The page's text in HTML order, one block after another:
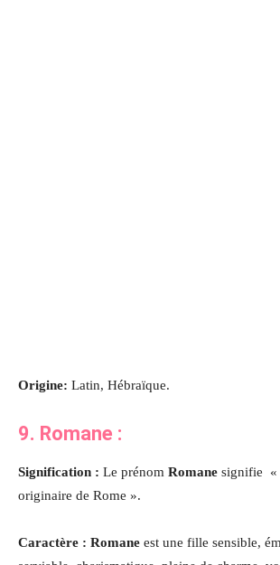
Origine: Latin, Hébraïque.
9. Romane :
Signification : Le prénom Romane signifie «
originaire de Rome ».
Caractère : Romane est une fille sensible,